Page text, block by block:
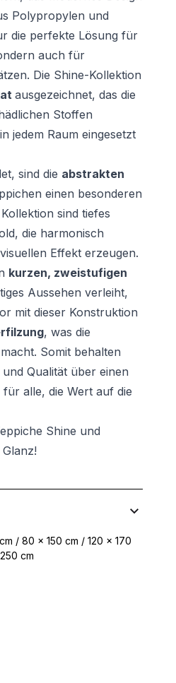
Polypropylen und
die perfekte Lösung für
auch für
Die Shine-Kollektion
ausgezeichnet, das die
Stoffen
jedem Raum eingesetzt
sind die abstrakten
einen besonderen
sind tiefes
die harmonisch
Effekt erzeugen.
kurzen, zweistufigen
Aussehen verleiht,
mit dieser Konstruktion
, was die
macht. Somit behalten
Qualität über einen
alle, die Wert auf die
Shine und
/ 80 x 150 cm / 120 x 170
cm